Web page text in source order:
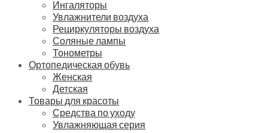
Ингаляторы
Увлажнители воздуха
Рециркуляторы воздуха
Соляные лампы
Тонометры
Ортопедическая обувь
Женская
Детская
Товары для красоты
Средства по уходу
Увлажняющая серия